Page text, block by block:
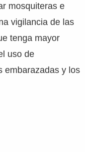
mosquiteras e
vigilancia de las
tenga mayor
uso de
embarazadas y los